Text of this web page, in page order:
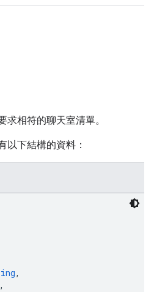
求相符的聊天室清單。
以下結構的資料：
,
,